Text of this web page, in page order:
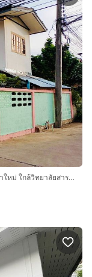
บ้านเดี่ยว ขนาดเล็ก ทำเลดี อ.เมือง จ.น่าน ใกล้ห้างนราใหม่ ใกล้วิทยาลัยสารพัดช่างน่าน